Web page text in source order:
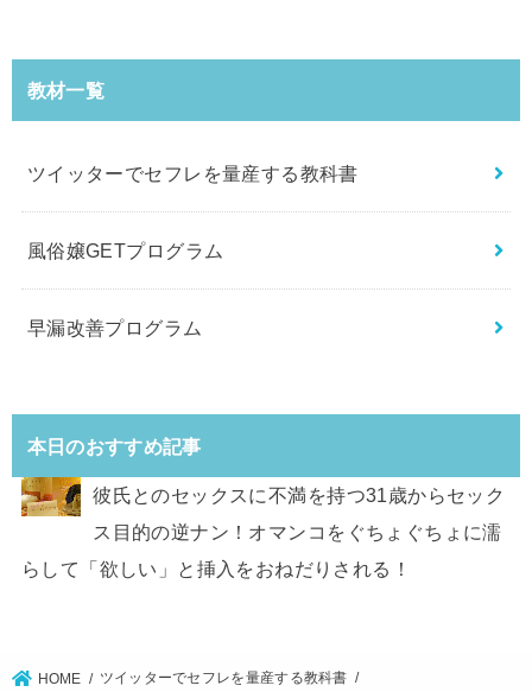
教材一覧
ツイッターでセフレを量産する教科書
風俗嬢GETプログラム
早漏改善プログラム
本日のおすすめ記事
彼氏とのセックスに不満を持つ31歳からセック
ス目的の逆ナン！オマンコをぐちょぐちょに濡
らして「欲しい」と挿入をおねだりされる！
HOME ツイッターでセフレを量産する教科書